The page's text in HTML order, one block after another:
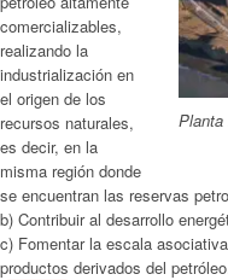
Planta
comercializables,
realizando la
industrialización en
el origen de los
recursos naturales,
es decir, en la
misma región donde
se encuentran las reservas
b) Contribuir al desarrollo
c) Fomentar la escala
productos derivados del